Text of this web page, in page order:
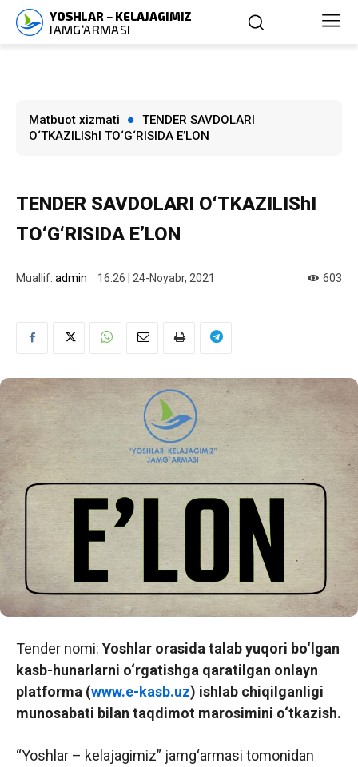
Matbuot xizmati
TENDER SAVDOLARI
O‘TKAZILIShI TO‘G‘RISIDA E’LON
TENDER SAVDOLARI O‘TKAZILIShI
TO‘G‘RISIDA E’LON
Muallif: admin 16:26 | 24-Noyabr, 2021 603
Tender nomi: Yoshlar orasida talab yuqori bo‘lgan
kasb-hunarlarni o‘rgatishga qaratilgan onlayn
platforma (www.e-kasb.uz) ishlab chiqilganligi
munosabati bilan taqdimot marosimini o‘tkazish.
“Yoshlar – kelajagimiz” jamg‘armasi tomonidan